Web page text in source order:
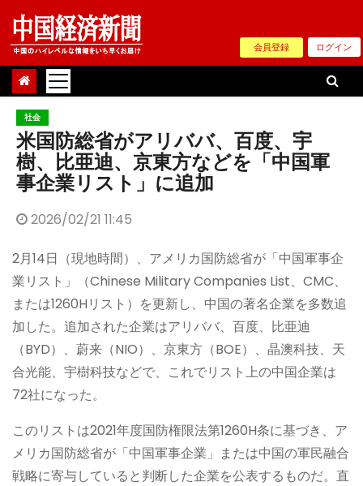
Skip
content
会員登録 ログイン
社会
米国防総省がアリババ、百度、宇
樹、比亜迪、京東方などを「中国軍
事企業リスト」に追加
2026/02/21 11:45
2月14日（現地時間）、アメリカ国防総省が「中国軍事企
業リスト」（Chinese Military Companies List、CMC、
または1260Hリスト）を更新し、中国の著名企業を多数追
加した。追加された企業はアリババ、百度、比亜迪
（BYD）、蔚来（NIO）、京東方（BOE）、晶澳科技、天
合光能、宇樹科技などで、これでリスト上の中国企業は
72社になった。
このリストは2021年度国防権限法第1260H条に基づき、ア
メリカ国防総省が「中国軍事企業」または中国の軍民融合
戦略に寄与していると判断した企業を公表するものだ。直